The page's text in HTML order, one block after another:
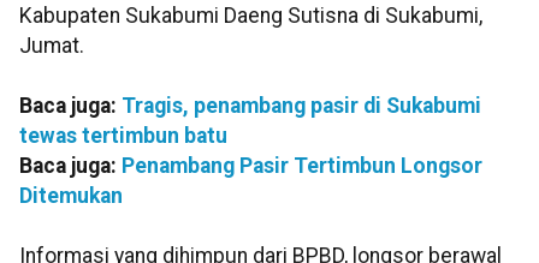
Kabupaten Sukabumi Daeng Sutisna di Sukabumi,
Jumat.
Baca juga: Tragis, penambang pasir di Sukabumi
tewas tertimbun batu
Baca juga: Penambang Pasir Tertimbun Longsor
Ditemukan
Informasi yang dihimpun dari BPBD, longsor berawal